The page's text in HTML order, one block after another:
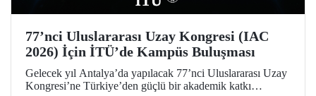
77’nci Uluslararası Uzay Kongresi (IAC
2026) İçin İTÜ’de Kampüs Buluşması
Gelecek yıl Antalya’da yapılacak 77’nci Uluslararası Uzay
Kongresi’ne Türkiye’den güçlü bir akademik katkı